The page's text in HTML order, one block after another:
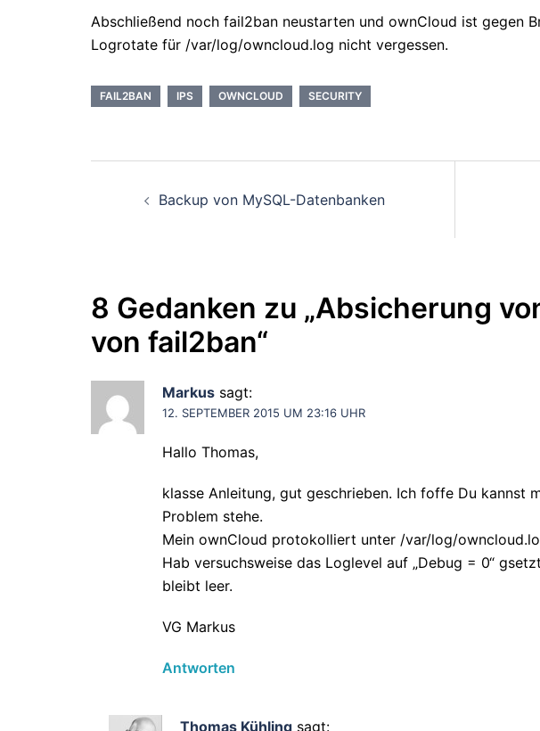
Abschließend noch fail2ban neustarten und ownCloud ist gegen
Logrotate für /var/log/owncloud.log nicht vergessen.
FAIL2BAN IPS OWNCLOUD SECURITY
Backup von MySQL-Datenbanken
8 Gedanken zu „Absicherung
von fail2ban“
Markus sagt:
12. SEPTEMBER 2015 UM 23:16 UHR
Hallo Thomas,
klasse Anleitung, gut geschrieben. Ich foffe Du kannst
Problem stehe.
Mein ownCloud protokolliert unter /var/log/
Hab versuchsweise das Loglevel auf „Debug = 0“
bleibt leer.
VG Markus
Antworten
Thomas Kühling sagt: